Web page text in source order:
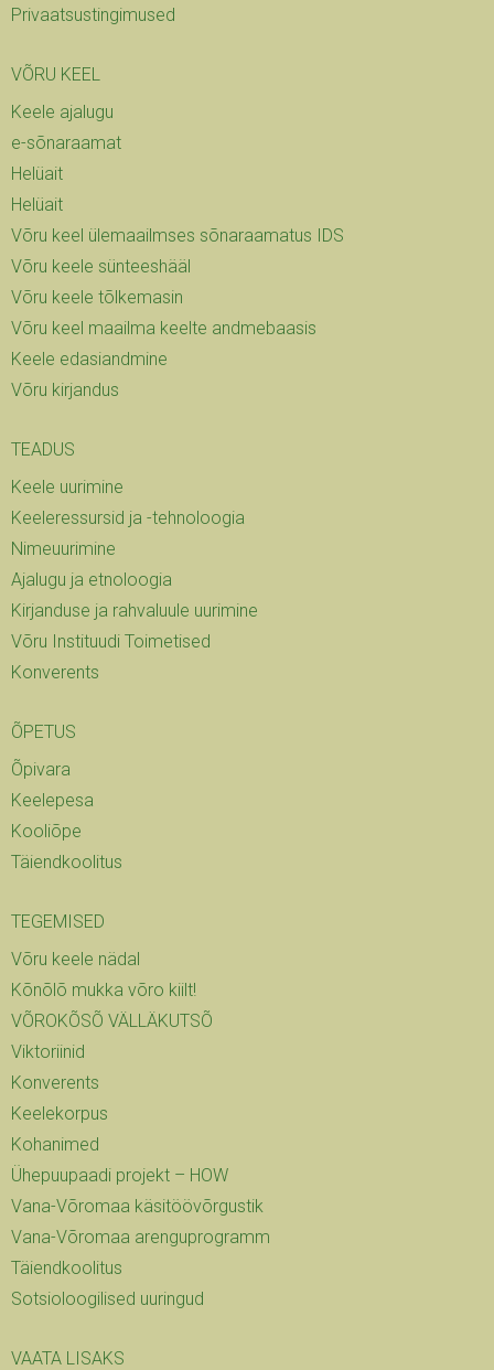
Privaatsus­tingimused
VÕRU KEEL
Keele ajalugu
e-sõnaraamat
Helüait
Helüait
Võru keel ülemaailmses sõnaraamatus IDS
Võru keele sünteeshääl
Võru keele tõlkemasin
Võru keel maailma keelte andmebaasis
Keele edasiandmine
Võru kirjandus
TEADUS
Keele uurimine
Keeleressursid ja -tehnoloogia
Nimeuurimine
Ajalugu ja etnoloogia
Kirjanduse ja rahvaluule uurimine
Võru Instituudi Toimetised
Konverents
ÕPETUS
Õpivara
Keelepesa
Kooliõpe
Täiendkoolitus
TEGEMISED
Võru keele nädal
Kõnõlõ mukka võro kiilt!
VÕROKÕSÕ VÄLLÄKUTSÕ
Viktoriinid
Konverents
Keelekorpus
Kohanimed
Ühepuupaadi projekt – HOW
Vana-Võromaa käsitöövõrgustik
Vana-Võromaa arenguprogramm
Täiendkoolitus
Sotsioloogilised uuringud
VAATA LISAKS